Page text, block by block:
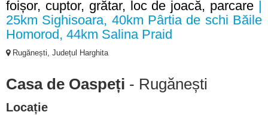
foișor, cuptor, grătar, loc de joacă, parcare |
25km Sighisoara, 40km Pârtia de schi Băile
Homorod, 44km Salina Praid
Rugănești, Județul Harghita
Casa de Oaspeți - Rugănești
Locație